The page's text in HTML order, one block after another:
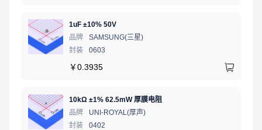
1uF ±10% 50V
品牌
SAMSUNG(三星)
封装
0603
￥0.3935
10kΩ ±1% 62.5mW 厚膜电阻
品牌
UNI-ROYAL(厚声)
封装
0402